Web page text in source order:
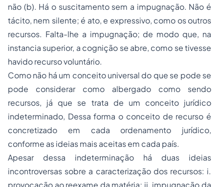
não (b). Há o suscitamento sem a impugnação. Não é
tácito, nem silente; é ato, e expressivo, como os outros
recursos. Falta-lhe a impugnação; de modo que, na
instancia superior, a cognição se abre, como se tivesse
havido recurso voluntário.
Como não há um conceito universal do que se pode se
pode considerar como albergado como sendo
recursos, já que se trata de um conceito jurídico
indeterminado, Dessa forma o conceito de recurso é
concretizado em cada ordenamento jurídico,
conforme as ideias mais aceitas em cada país.
Apesar dessa indeterminação há duas ideias
incontroversas sobre a caracterização dos recursos: i.